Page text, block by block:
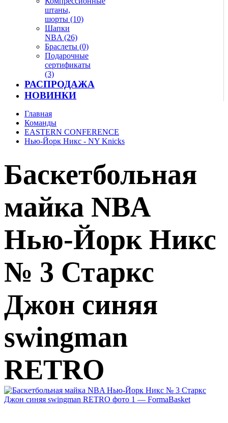
штаны,
шорты (10)
Шапки
NBA (26)
Браслеты (0)
Подарочные
сертификаты
(3)
РАСПРОДАЖА
НОВИНКИ
Главная
Команды
EASTERN CONFERENCE
Нью-Йорк Никс - NY Knicks
Баскетбольная
майка NBA
Нью-Йорк Никс
№ 3 Старкс
Джон синяя
swingman
RETRO